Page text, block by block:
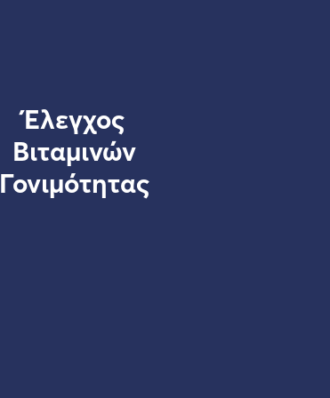
Έλεγχος
Βιταμινών
Γονιμότητας